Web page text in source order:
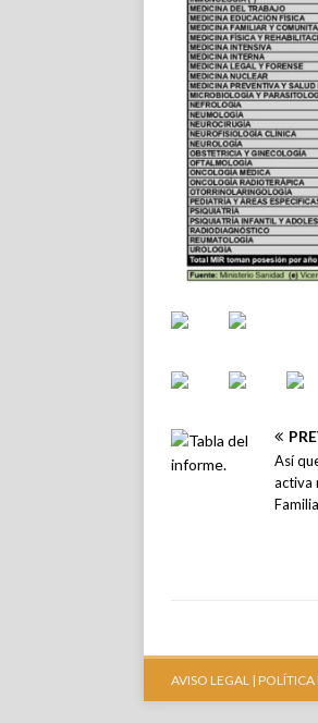
Así
activa
AVISO LEGAL | POLÍTICA